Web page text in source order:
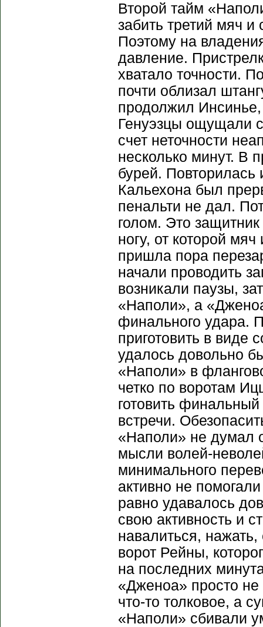
Второй тайм
забить третий мяч
Поэтому на
давление.
хватало точности.
почти облизал
продолжил
Генуэзцы ощущали
счет неточности
несколько минут. В
бурей. Повторилась
Кальехона был
пенальти не дал.
голом. Это
ногу, от которой
пришла пора
начали проводить
возникали паузы,
«Наполи», а
финального удара.
приготовить в виде
удалось довольно
«Наполи» в
четко по воротам
готовить
встречи.
«Наполи» не думал
мысли волей-
минимального
активно не
равно удавалось
свою активность и
навалиться, нажать,
ворот Рейны,
на последних
«Дженоа» просто не
что-то толковое, а
«Наполи» сбивали